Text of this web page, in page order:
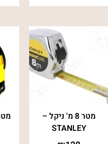
מטר 8 מ' ניקל –
STANLEY